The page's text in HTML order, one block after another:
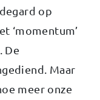
op
‘momentum’
De
Maar
meer onze